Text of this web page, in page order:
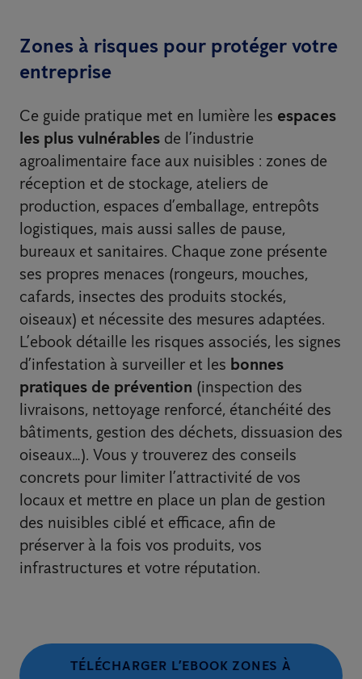
Zones à risques pour protéger votre
entreprise
Ce guide pratique met en lumière les espaces
les plus vulnérables de l’industrie
agroalimentaire face aux nuisibles : zones de
réception et de stockage, ateliers de
production, espaces d’emballage, entrepôts
logistiques, mais aussi salles de pause,
bureaux et sanitaires. Chaque zone présente
ses propres menaces (rongeurs, mouches,
cafards, insectes des produits stockés,
oiseaux) et nécessite des mesures adaptées.
L’ebook détaille les risques associés, les signes
d’infestation à surveiller et les bonnes
pratiques de prévention (inspection des
livraisons, nettoyage renforcé, étanchéité des
bâtiments, gestion des déchets, dissuasion des
oiseaux…). Vous y trouverez des conseils
concrets pour limiter l’attractivité de vos
locaux et mettre en place un plan de gestion
des nuisibles ciblé et efficace, afin de
préserver à la fois vos produits, vos
infrastructures et votre réputation.
TÉLÉCHARGER L’EBOOK ZONES À